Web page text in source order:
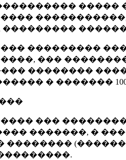
�����
���������
���
��������
� �������
���
�������, �
��������